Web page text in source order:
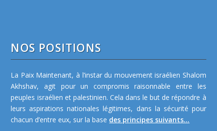
NOS POSITIONS
La Paix Maintenant, à l’instar du mouvement israélien Shalom
Akhshav, agit pour un compromis raisonnable entre les
peuples israélien et palestinien. Cela dans le but de répondre à
leurs aspirations nationales légitimes, dans la sécurité pour
chacun d’entre eux, sur la base des principes suivants...